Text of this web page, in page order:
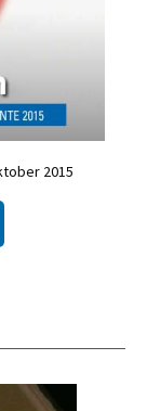
2015